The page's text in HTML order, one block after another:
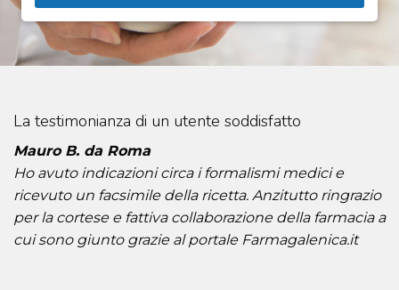
La testimonianza di un utente soddisfatto
Mauro B. da Roma
Ho avuto indicazioni circa i formalismi medici e
ricevuto un facsimile della ricetta. Anzitutto ringrazio
per la cortese e fattiva collaborazione della farmacia a
cui sono giunto grazie al portale Farmagalenica.it